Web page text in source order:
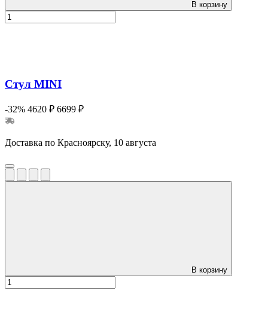
В корзину
Стул MINI
-32% 4620 ₽ 6699 ₽
Доставка по Красноярску, 10 августа
В корзину